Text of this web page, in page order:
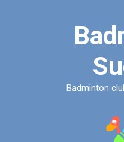
Badminton